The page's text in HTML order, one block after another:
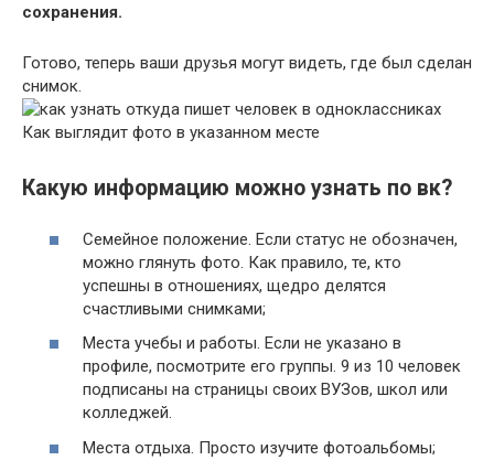
сохранения.
Готово, теперь ваши друзья могут видеть, где был сделан
снимок.
Как выглядит фото в указанном месте
Какую информацию можно узнать по вк?
Семейное положение. Если статус не обозначен,
можно глянуть фото. Как правило, те, кто
успешны в отношениях, щедро делятся
счастливыми снимками;
Места учебы и работы. Если не указано в
профиле, посмотрите его группы. 9 из 10 человек
подписаны на страницы своих ВУЗов, школ или
колледжей.
Места отдыха. Просто изучите фотоальбомы;